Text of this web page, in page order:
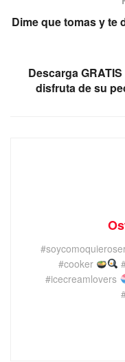
Dime que tomas y te
Descarga
disfruta de su
#cooker
#icecreamlovers